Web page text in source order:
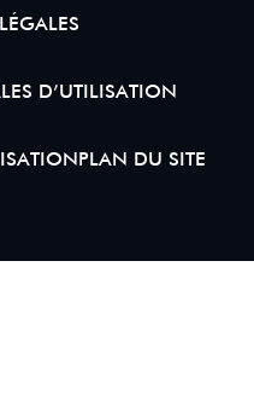
D’UTILISATION
PLAN DU SITE